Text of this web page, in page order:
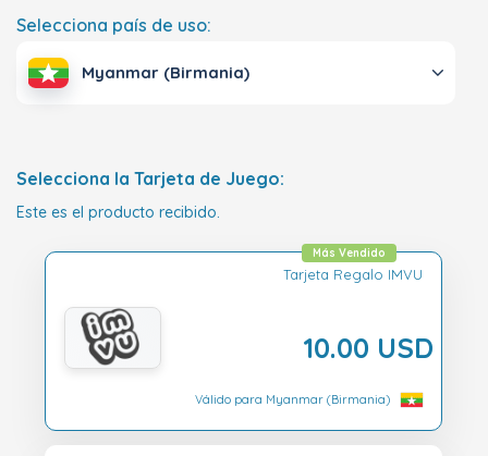
Selecciona país de uso:
Myanmar (Birmania)
Selecciona la Tarjeta de Juego:
Este es el producto recibido.
Tarjeta Regalo IMVU
10.00 USD
Más Vendido
Válido para Myanmar (Birmania)